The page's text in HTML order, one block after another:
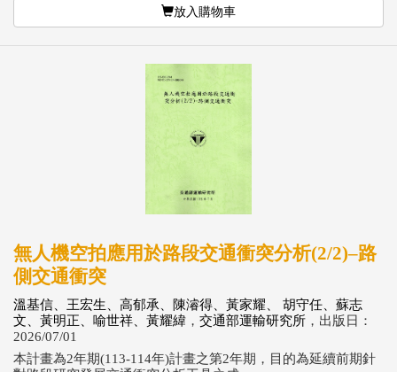
放入購物車
無人機空拍應用於路段交通衝突分析(2/2)–路
側交通衝突
溫基信、王宏生、高郁承、陳濬得、黃家耀、 胡守任、蘇志
文、黃明正、喻世祥、黃耀緯 ， 交通部運輸研究所 ，出版日：
2026/07/01
本計畫為2年期(113-114年)計畫之第2年期，目的為延續前期針